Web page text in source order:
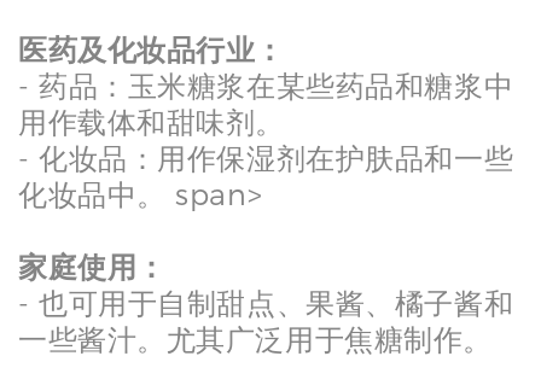
医药及化妆品行业：
- 药品：玉米糖浆在某些药品和糖浆中
用作载体和甜味剂。
- 化妆品：用作保湿剂在护肤品和一些
化妆品中。 span>
家庭使用：
- 也可用于自制甜点、果酱、橘子酱和
一些酱汁。尤其广泛用于焦糖制作。